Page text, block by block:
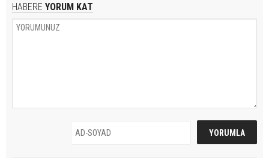
HABERE YORUM KAT